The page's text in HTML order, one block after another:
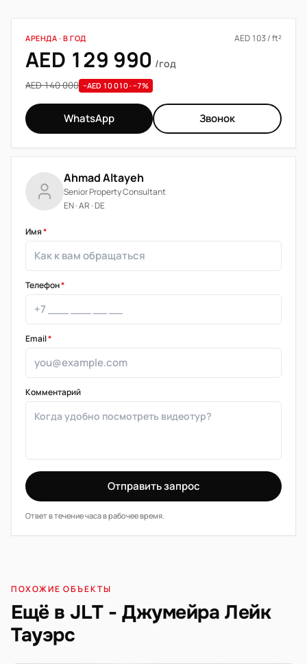
АРЕНДА · В ГОД AED 103 / ft²
AED 129 990 /год
AED 140 000 −AED 10 010 · −7%
WhatsApp Звонок
Ahmad Altayeh
Senior Property Consultant
EN · AR · DE
Имя*
Телефон*
Email*
Комментарий
Отправить запрос
Ответ в течение часа в рабочее время.
ПОХОЖИЕ ОБЪЕКТЫ
Ещё в JLT - Джумейра Лейк
Тауэрс